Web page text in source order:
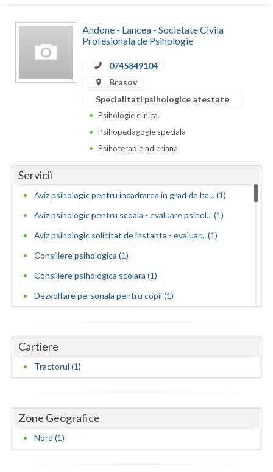
Bucuresti
Calarasi
Caras-Severin
Dambovita
Giurgiu
Gorj
Harghita
Ialomita
Iasi
Maramures
Andone - Lancea - Societate Civila
Profesionala de Psihologie
0745849104
Brasov
Specialitati psihologice atestate
Psihologie clinica
Psihopedagogie speciala
Psihoterapie adleriana
Servicii
Aviz psihologic pentru incadrarea in grad de ha... (1)
Aviz psihologic pentru scoala - evaluare psihol... (1)
Aviz psihologic solicitat de instanta - evaluar... (1)
Consiliere psihologica (1)
Consiliere psihologica scolara (1)
Dezvoltare personala pentru copii (1)
Evaluare psihologica periodica pentru beneficia... (1)
Examinari psihologice in vederea evaluarii star... (1)
Examinari psihologice in vederea obtinerii pens... (1)
Examinari psihologice in vederea prelungirii co... (1)
Cartiere
Tractorul (1)
Zone Geografice
Nord (1)